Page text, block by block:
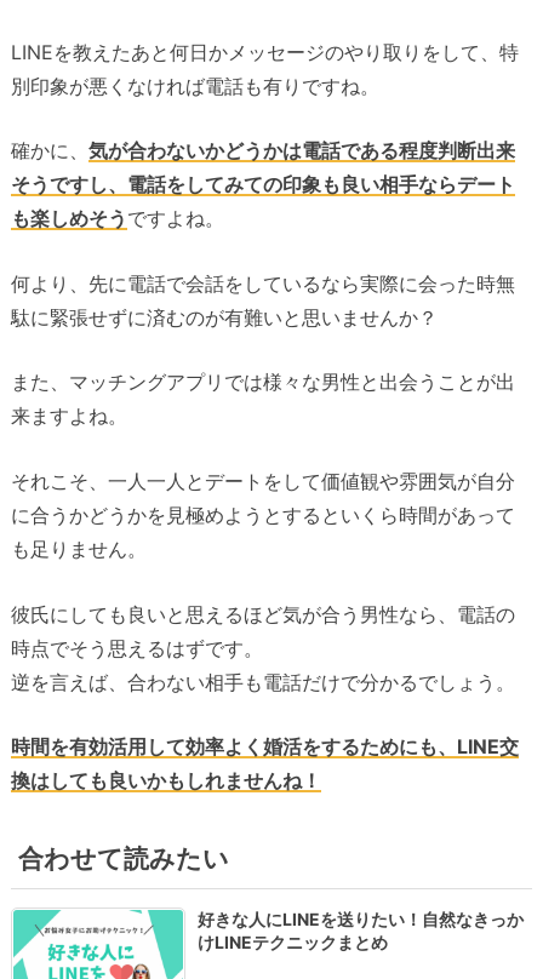
LINEを教えたあと何日かメッセージのやり取りをして、特
別印象が悪くなければ電話も有りですね。
確かに、 気が合わないかどうかは電話である程度判断出来
そうですし、電話をしてみての印象も良い相手ならデート
も楽しめそう ですよね。
何より、先に電話で会話をしているなら実際に会った時無
駄に緊張せずに済むのが有難いと思いませんか？
また、マッチングアプリでは様々な男性と出会うことが出
来ますよね。
それこそ、一人一人とデートをして価値観や雰囲気が自分
に合うかどうかを見極めようとするといくら時間があって
も足りません。
彼氏にしても良いと思えるほど気が合う男性なら、電話の
時点でそう思えるはずです。
逆を言えば、合わない相手も電話だけで分かるでしょう。
時間を有効活用して効率よく婚活をするためにも、LINE交
換はしても良いかもしれませんね！
合わせて読みたい
好きな人にLINEを送りたい！自然なきっか
けLINEテクニックまとめ